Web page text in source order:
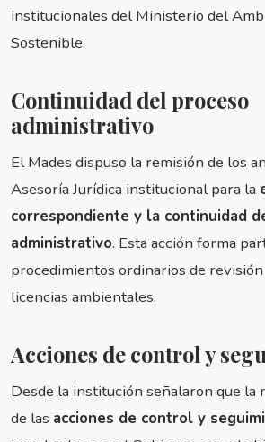
institucionales del Ministerio del
Sostenible.
Continuidad del proceso
administrativo
El Mades dispuso la remisión de los
Asesoría Jurídica institucional para la
correspondiente y la continuidad
administrativo. Esta acción forma
procedimientos ordinarios de
licencias ambientales.
Acciones de control y
Desde la institución señalaron que la
de las acciones de control y